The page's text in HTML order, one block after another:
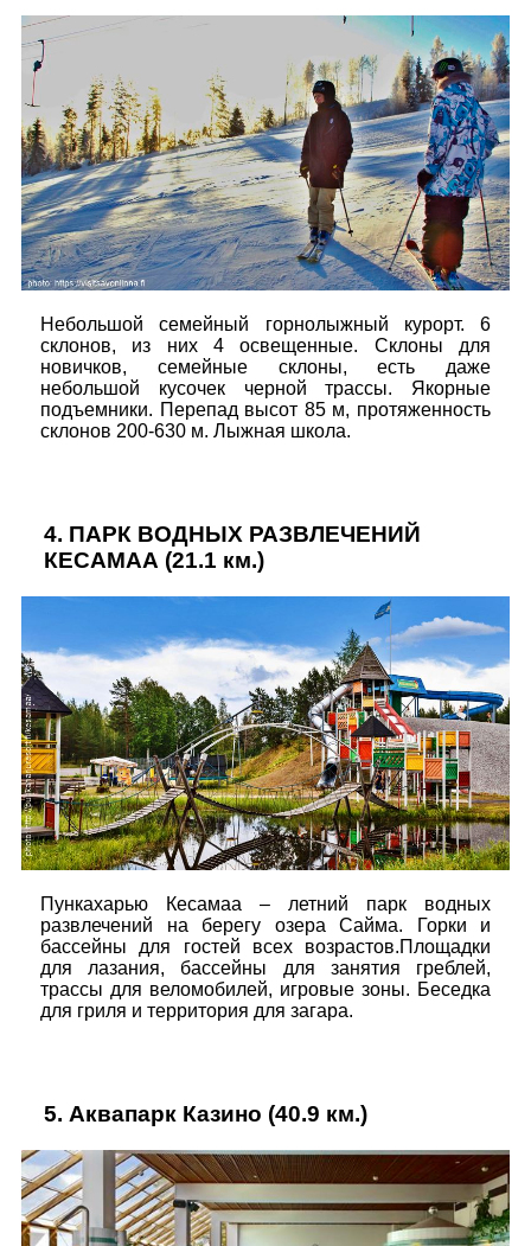
Небольшой семейный горнолыжный курорт. 6
склонов, из них 4 освещенные. Склоны для
новичков, семейные склоны, есть даже
небольшой кусочек черной трассы. Якорные
подъемники. Перепад высот 85 м, протяженность
склонов 200-630 м. Лыжная школа.
4. ПАРК ВОДНЫХ РАЗВЛЕЧЕНИЙ
КЕСАМАА (21.1 км.)
Пункахарью Кесамаа – летний парк водных
развлечений на берегу озера Сайма. Горки и
бассейны для гостей всех возрастов.Площадки
для лазания, бассейны для занятия греблей,
трассы для веломобилей, игровые зоны. Беседка
для гриля и территория для загара.
5. Аквапарк Казино (40.9 км.)